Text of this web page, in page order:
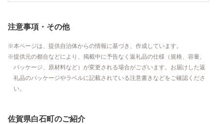
注意事項・その他
本ページは、提供自治体からの情報に基づき、作成しています。
提供元の都合などにより、掲載中に予告なく返礼品の仕様（規格、容量、
パッケージ、原材料など）が変更される場合がございます。お届けした返
礼品のパッケージやラベルに記載されている注意書きなどをご確認くださ
い。
佐賀県白石町のご紹介